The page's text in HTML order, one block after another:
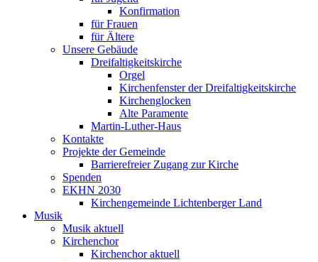
Konfirmation
für Frauen
für Ältere
Unsere Gebäude
Dreifaltigkeitskirche
Orgel
Kirchenfenster der Dreifaltigkeitskirche
Kirchenglocken
Alte Paramente
Martin-Luther-Haus
Kontakte
Projekte der Gemeinde
Barrierefreier Zugang zur Kirche
Spenden
EKHN 2030
Kirchengemeinde Lichtenberger Land
Musik
Musik aktuell
Kirchenchor
Kirchenchor aktuell